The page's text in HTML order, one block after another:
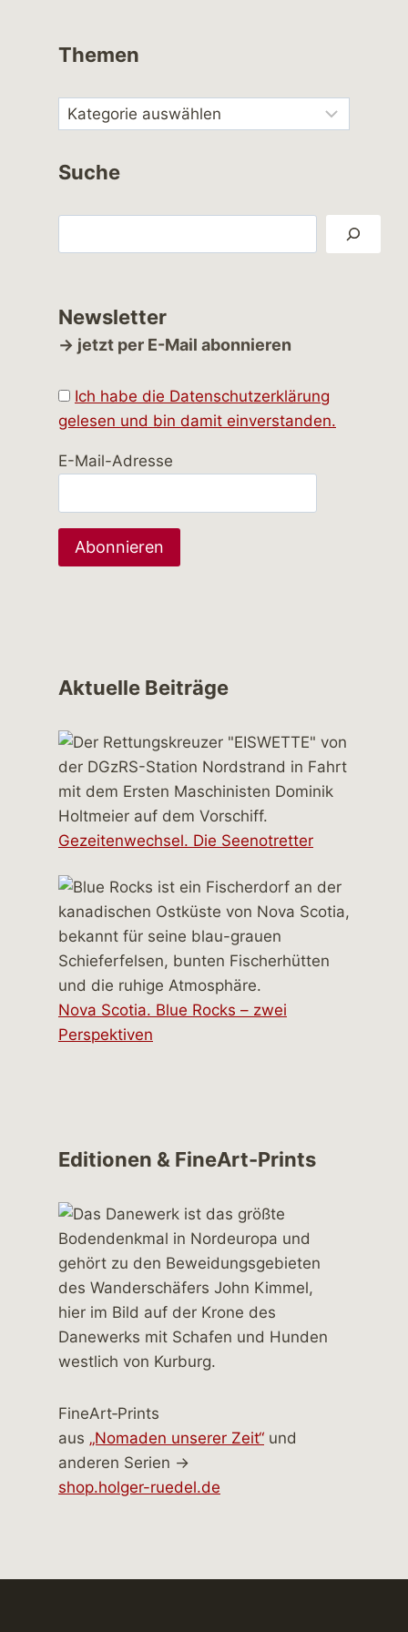
Themen
Suche
Newsletter
→ jetzt per E-Mail abonnieren
Ich habe die Datenschutzerklärung
gelesen und bin damit einverstanden.
E-Mail-Adresse
Aktuelle Beiträge
Gezeitenwechsel. Die Seenotretter
Nova Scotia. Blue Rocks – zwei
Perspektiven
Editionen & FineArt-Prints
FineArt‑Prints
aus „Nomaden unserer Zeit“ und
anderen Serien →
shop.holger-ruedel.de